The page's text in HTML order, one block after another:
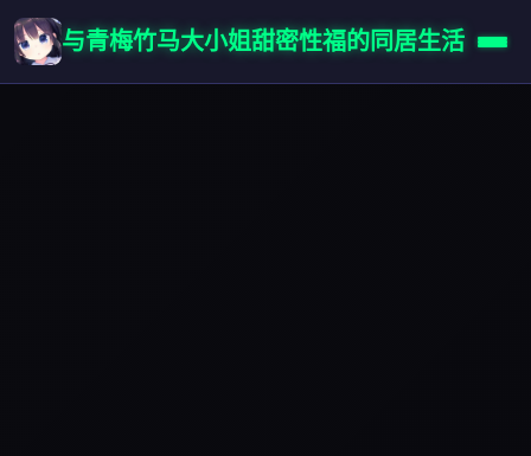
与青梅竹马大小姐甜密性福的同居生活